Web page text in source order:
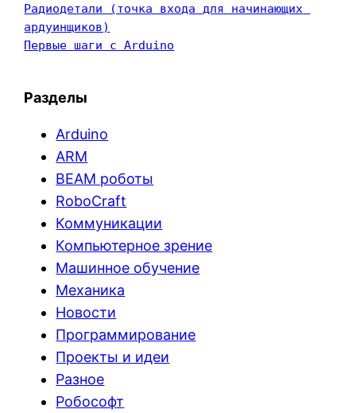
Радиодетали (точка входа для начинающих
ардуинщиков)
Первые шаги с Arduino
Разделы
Arduino
ARM
BEAM роботы
RoboCraft
Коммуникации
Компьютерное зрение
Машинное обучение
Механика
Новости
Программирование
Проекты и идеи
Разное
Робософт